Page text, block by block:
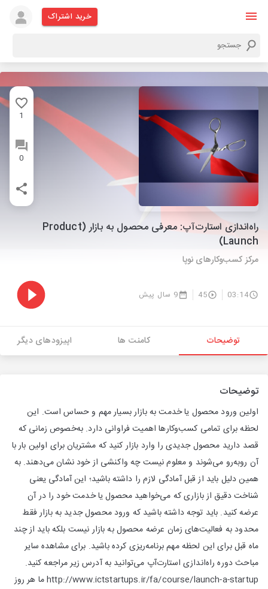
خرید اشتراک
1
0
راه‌اندازی استارت‌آپ: معرفی محصول به بازار (Product
Launch)
مرکز کسب‌وکارهای نوپا
03:14
45 9 سال پیش
توضیحات کامنت ها اپیزودهای دیگر
توضیحات
اولین ورود محصول یا خدمت به بازار بسیار مهم و حساس است. این
لحظه برای تمامی کسب‌وکارها اهمیت فراوانی دارد. به‌خصوص زمانی که
قصد دارید محصول جدیدی را وارد بازار کنید که مشتریان برای اولین بار با
آن روبه‌رو می‌شوند و معلوم نیست چه واکنشی از خود نشان می‌دهند. به
همین دلیل باید از قبل آمادگی لازم را داشته باشید؛ این آمادگی یعنی
شناخت دقیق از بازاری که می‌خواهید محصول یا خدمت خود را در آن
عرضه کنید. باید توجه داشته باشید که ورود محصول جدید به بازار فقط
محدود به فعالیت‌های زمان عرضه محصول به بازار نیست بلکه باید از چند
ماه قبل برای این لحظه مهم برنامه‌ریزی کرده باشید. برای مشاهده سایر
مباحث دوره راه‌اندازی استارت‌آپ می‌توانید به آدرس زیر مراجعه کنید.
http://www.ictstartups.ir/fa/course/launch-a-startup ما هر روز